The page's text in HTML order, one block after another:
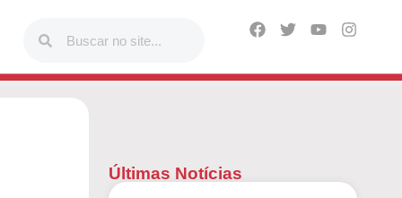
Últimas Notícias